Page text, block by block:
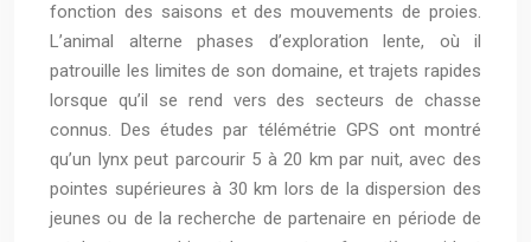
fonction des saisons et des mouvements de proies.
L’animal alterne phases d’exploration lente, où il
patrouille les limites de son domaine, et trajets rapides
lorsque qu’il se rend vers des secteurs de chasse
connus. Des études par télémétrie GPS ont montré
qu’un lynx peut parcourir 5 à 20 km par nuit, avec des
pointes supérieures à 30 km lors de la dispersion des
jeunes ou de la recherche de partenaire en période de